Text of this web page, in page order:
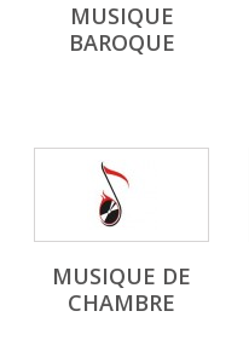
MUSIQUE
BAROQUE
MUSIQUE DE
CHAMBRE